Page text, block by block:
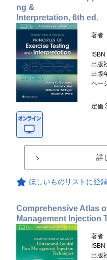
ng &
Interpretation, 6th ed.
著者
ISBN
出版
出版
ペー
定価
詳
ほしいものリストに登録
Comprehensive Atlas
Management Injection
著者
ISBN
出版